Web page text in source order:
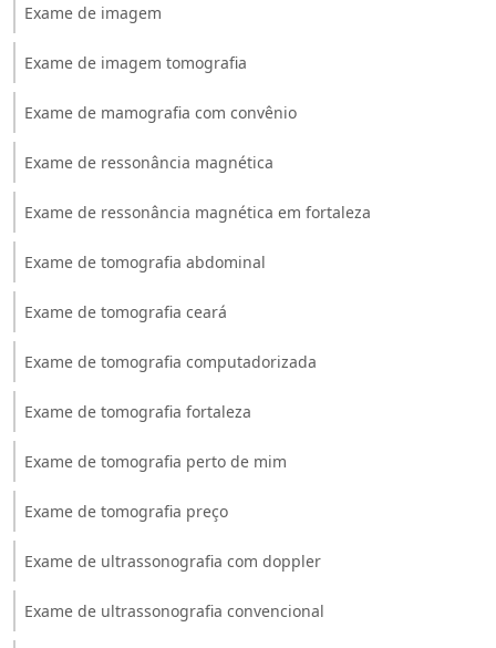
Exame de imagem
Exame de imagem tomografia
Exame de mamografia com convênio
Exame de ressonância magnética
Exame de ressonância magnética em fortaleza
Exame de tomografia abdominal
Exame de tomografia ceará
Exame de tomografia computadorizada
Exame de tomografia fortaleza
Exame de tomografia perto de mim
Exame de tomografia preço
Exame de ultrassonografia com doppler
Exame de ultrassonografia convencional